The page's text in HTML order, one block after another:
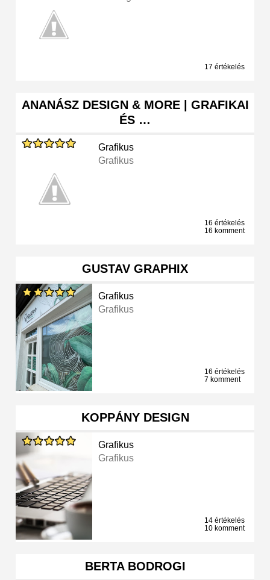
17 értékelés
ANANÁSZ DESIGN & MORE | GRAFIKAI
ÉS …
Grafikus
Grafikus
16 értékelés
16 komment
GUSTAV GRAPHIX
Grafikus
Grafikus
16 értékelés
7 komment
KOPPÁNY DESIGN
Grafikus
Grafikus
14 értékelés
10 komment
BERTA BODROGI